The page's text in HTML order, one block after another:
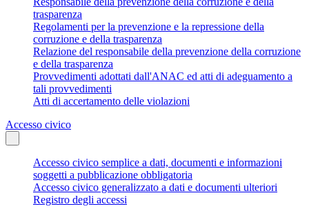
trasparenza
Regolamenti per la prevenzione e la repressione della
corruzione e della trasparenza
Relazione del responsabile della prevenzione della corruzione
e della trasparenza
Provvedimenti adottati dall'ANAC ed atti di adeguamento a
tali provvedimenti
Atti di accertamento delle violazioni
Accesso civico
Accesso civico semplice a dati, documenti e informazioni
soggetti a pubblicazione obbligatoria
Accesso civico generalizzato a dati e documenti ulteriori
Registro degli accessi